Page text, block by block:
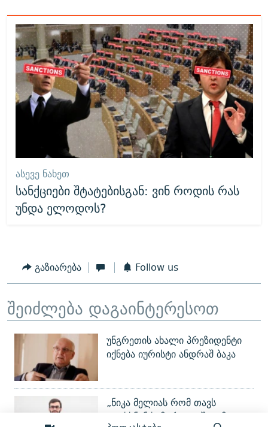
ᲐᲡᲔᲕᲔ ᲜᲐᲮᲔᲗ
სანქციები შტატებისგან: ვინ როდის რას
უნდა ელოდოს?
გაზიარება Follow us
შეიძლება დაგაინტერესოთ
უნგრეთის ახალი პრეზიდენტი
იქნება იურისტი ანდრაშ ბაკა
„ნიკა მელიას რომ თავს
დაესხნენ სამტრედიაში, იმ